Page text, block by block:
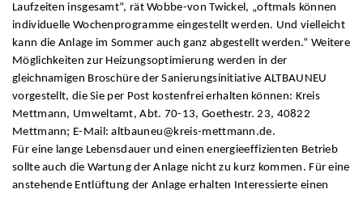
Laufzeiten insgesamt“, rät Wobbe-von Twickel, „oftmals können
individuelle Wochenprogramme eingestellt werden. Und vielleicht
kann die Anlage im Sommer auch ganz abgestellt werden.“ Weitere
Möglichkeiten zur Heizungsoptimierung werden in der
gleichnamigen Broschüre der Sanierungsinitiative ALTBAUNEU
vorgestellt, die Sie per Post kostenfrei erhalten können: Kreis
Mettmann, Umweltamt, Abt. 70-13, Goethestr. 23, 40822
Mettmann; E-Mail: altbauneu@kreis-mettmann.de.
Für eine lange Lebensdauer und einen energieeffizienten Betrieb
sollte auch die Wartung der Anlage nicht zu kurz kommen. Für eine
anstehende Entlüftung der Anlage erhalten Interessierte einen